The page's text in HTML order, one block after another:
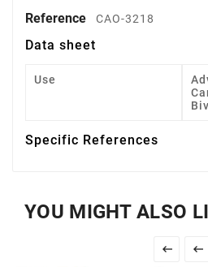
Reference CAO-3218
Data sheet
Use
Specific References
YOU MIGHT ALSO
 